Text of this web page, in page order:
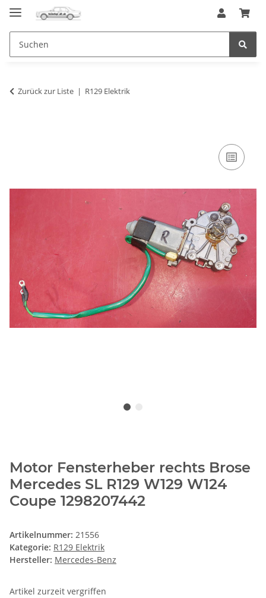
Zurück zur Liste R129 Elektrik
Motor Fensterheber rechts Brose
Mercedes SL R129 W129 W124
Coupe 1298207442
Artikelnummer: 21556
Kategorie: R129 Elektrik
Hersteller: Mercedes-Benz
Artikel zurzeit vergriffen